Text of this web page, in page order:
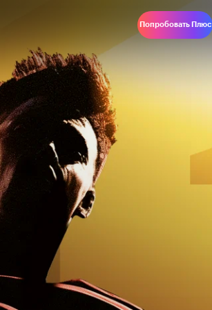
Попробовать Плюс